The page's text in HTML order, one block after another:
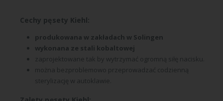
Cechy pęsety Kiehl:
produkowana w zakładach w Solingen
wykonana ze stali kobaltowej
zaprojektowane tak by wytrzymać ogromną siłę nacisku.
można bezproblemowo przeprowadzać codzienną
sterylizację w autoklawie.